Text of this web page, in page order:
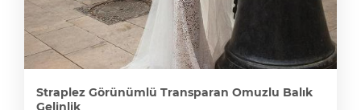
Straplez Görünümlü Transparan Omuzlu Balık
Gelinlik